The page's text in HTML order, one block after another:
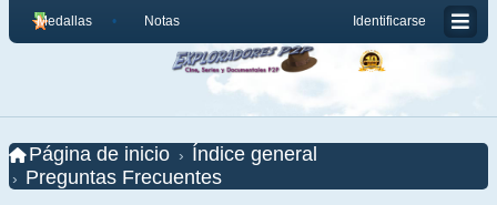
Identificarse
Medallas Notas
Página de inicio
Índice general
Preguntas Frecuentes